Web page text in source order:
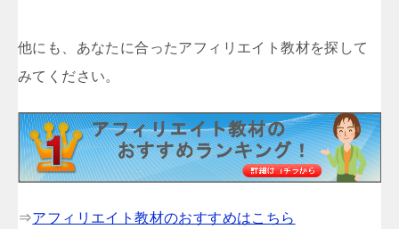
他にも、あなたに合ったアフィリエイト教材を探して
みてください。
⇒アフィリエイト教材のおすすめはこちら